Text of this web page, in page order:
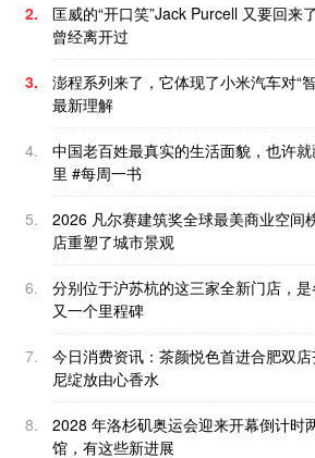
2.
匡威的“开口笑”Jack Purcell 又要回来
曾经离开过
3.
澎程系列来了，它体现了小米汽车对“
最新理解
4.
中国老百姓最真实的生活面貌，也许
里 #每周一书
5.
2026 凡尔赛建筑奖全球最美商业空间
店重塑了城市景观
6.
分别位于沪苏杭的这三家全新门店，
又一个里程碑
7.
今日消费资讯：茶颜悦色首进合肥双
尼绽放由心香水
8.
2028 年洛杉矶奥运会迎来开幕倒计时
馆，有这些新进展